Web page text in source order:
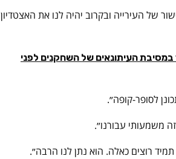
של העירייה ובקרוב יהיה לנו את האצטדיון
במסיבת העיתונאים של השחקנים לפני
לסופר-קופה״.
משמעותי עבורנו״.
רוצים כאלה. הוא נתן לנו הרבה״.